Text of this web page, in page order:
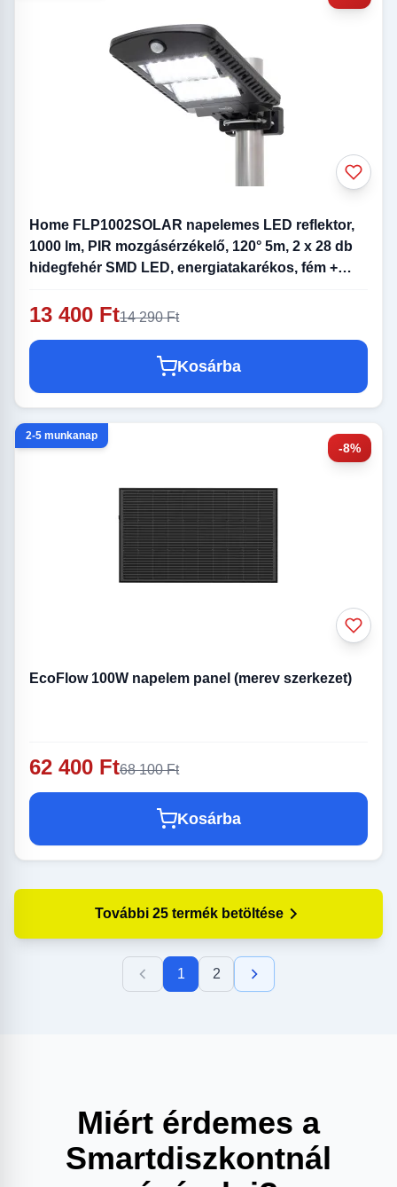
Home FLP1002SOLAR napelemes LED reflektor,
1000 lm, PIR mozgásérzékelő, 120° 5m, 2 x 28 db
hidegfehér SMD LED, energiatakarékos, fém +
13 400 Ft14 290 Ft
Kosárba
-8%
2-5 munkanap
EcoFlow 100W napelem panel (merev szerkezet)
62 400 Ft68 100 Ft
Kosárba
További 25 termék betöltése
1 2
Miért érdemes a
Smartdiszkontnál